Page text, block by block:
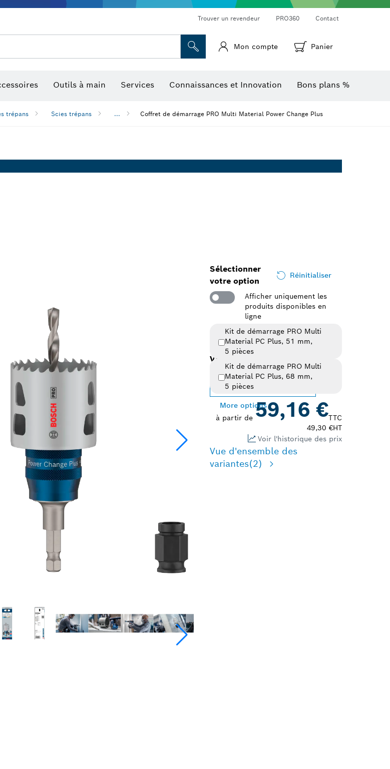
Trouver un revendeur PRO360 Contact
Mon compte Panier
Outils à main Services Connaissances et Innovation Bons plans %
trépans Scies trépans ... Coffret de démarrage PRO Multi Material Power Change Plus
Sélectionner
votre option
Réinitialiser
Afficher uniquement les
produits disponibles en
ligne
Kit de démarrage PRO Multi
Material PC Plus, 51 mm,
5 pièces
Kit de démarrage PRO Multi
Material PC Plus, 68 mm,
5 pièces
More options
Variante sélectionnée
Changer de variante
à partir de 59,16 €TTC
49,30 €HT
Voir l'historique des prix
Vue d'ensemble des
variantes(2)